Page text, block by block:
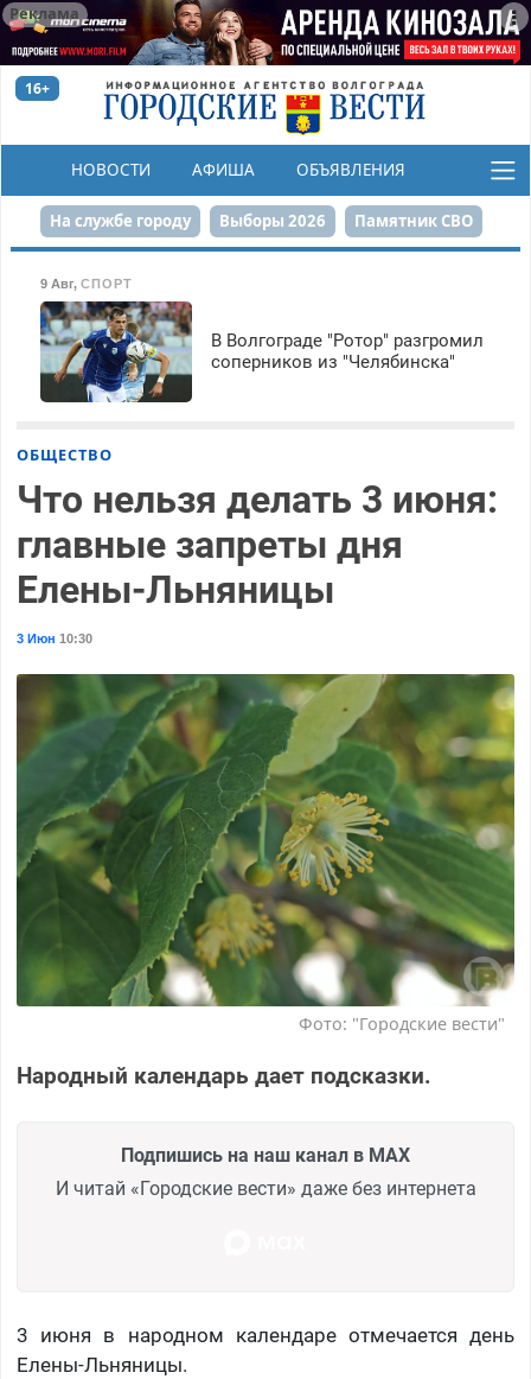
Реклама
16+
НОВОСТИ АФИША ОБЪЯВЛЕНИЯ
КОНКУРСЫ
На службе городу Выборы 2026 Памятник СВО
Набережная День Победы
80-летие Победы Парк Героев-летчиков
9 Авг, СПОРТ
В Волгограде "Ротор" разгромил
соперников из "Челябинска"
ОБЩЕСТВО
Что нельзя делать 3 июня:
главные запреты дня
Елены-Льняницы
3 Июн 10:30
Фото: "Городские вести"
Народный календарь дает подсказки.
Подпишись на наш канал в MAX
И читай «Городские вести» даже без интернета
3 июня в народном календаре отмечается день
Елены-Льняницы.